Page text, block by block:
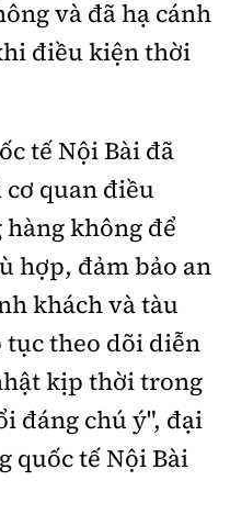
phường Giảng Võ,
Nga
Tùng,
hành:
nếu không có sự
và đã hạ cánh
điều kiện thời
tế Nội Bài đã
quan điều
hàng không để
hợp, đảm bảo an
khách và tàu
tục theo dõi diễn
kịp thời trong
đáng chú ý", đại
quốc tế Nội Bài